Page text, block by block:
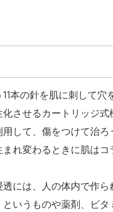
本の針を肌に刺して穴
させるカートリッジ式
して、傷をつけて治ろ
れ変わるときに肌はコ
には、人の体内で作ら
いうものや薬剤、ビタ